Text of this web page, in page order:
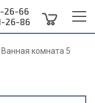
26-66
26-86
Ванная комната 5